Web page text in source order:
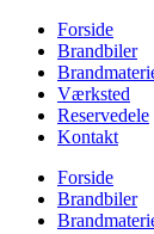
Forside
Brandbiler
Værksted
Reservedele
Kontakt
Forside
Brandbiler